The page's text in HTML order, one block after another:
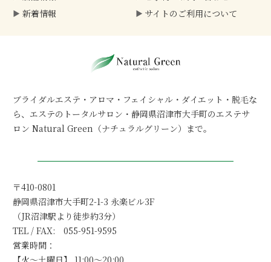
新着情報
サイトのご利用について
ブライダルエステ・アロマ・フェイシャル・ダイエット・脱毛な
ら、エステのトータルサロン・静岡県沼津市大手町のエステサ
ロン Natural Green（ナチュラルグリーン）まで。
〒410-0801
静岡県沼津市大手町2-1-3 永楽ビル3F
（JR沼津駅より徒歩約3分）
TEL / FAX: 055-951-9595
営業時間：
【火～土曜日】 11:00～20:00